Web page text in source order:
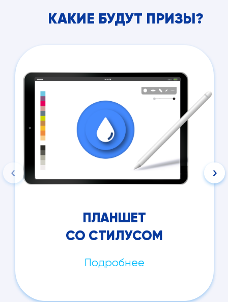
КАКИЕ БУДУТ ПРИЗЫ?
ПЛАНШЕТ
СО СТИЛУСОМ
Подробнее